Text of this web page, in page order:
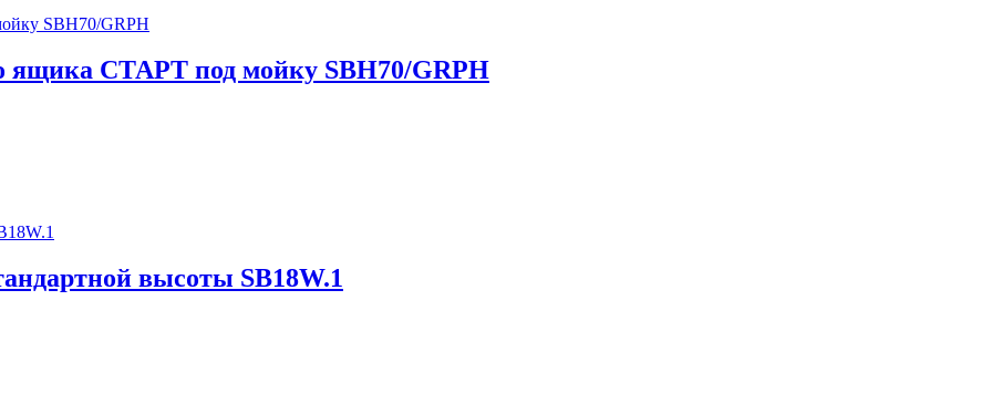
ящика СТАРТ под мойку SBH70/GRPH
высоты SB18W.1